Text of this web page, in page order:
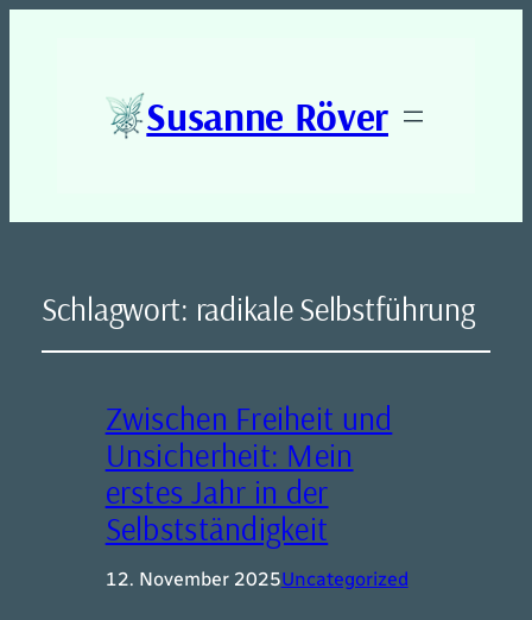
Susanne Röver
Schlagwort: radikale Selbstführung
Zwischen Freiheit und
Unsicherheit: Mein
erstes Jahr in der
Selbstständigkeit
12. November 2025Uncategorized